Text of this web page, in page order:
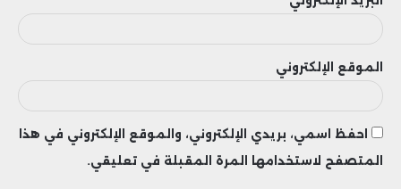
الوظائف واستغلال البنية الصناعية القائمة
بدلاً من فقدانها، في ظل التحولات الكبرى التي
يشهدها قطاع السيارات العالمي.
وتأتي هذه التحذيرات في وقت تخوض فيه
صناعة السيارات الأوروبية سباقاً صعباً نحو
الموقع الإلكتروني
احفظ اسمي، بريدي الإلكتروني، والموقع الإلكتروني في هذا
المتصفح لاستخدامها المرة المقبلة في تعليقي.